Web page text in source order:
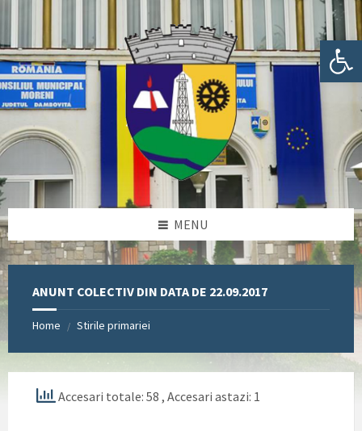
Deschide bara de unelte
sidebar
sidebar
MENU
ANUNT COLECTIV DIN DATA DE 22.09.2017
Home / Stirile primariei
Accesari totale: 58 , Accesari astazi: 1